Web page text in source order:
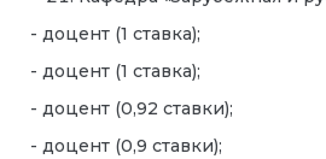
- доцент (1 ставка);
- доцент (1 ставка);
- доцент (0,92 ставки);
- доцент (0,9 ставки);